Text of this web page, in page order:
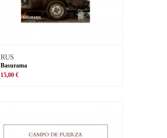
RUS
Basurama
15,00 €